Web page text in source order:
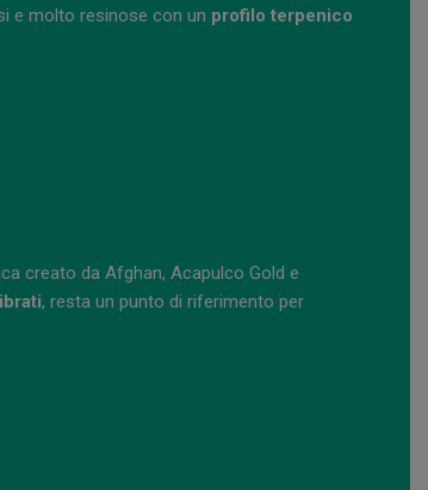
e molto resinose con un profilo terpenico
creato da Afghan, Acapulco Gold e
, resta un punto di riferimento per